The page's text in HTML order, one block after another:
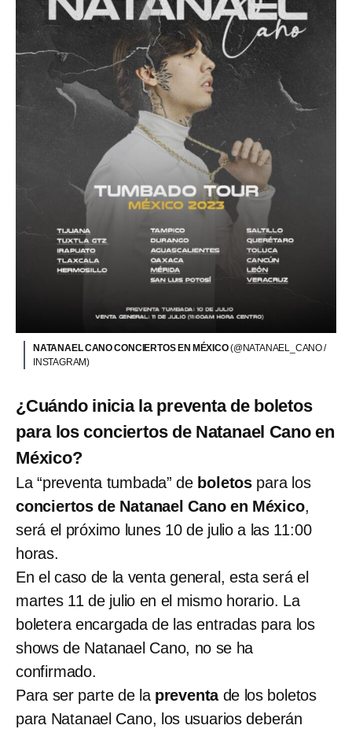
NATANAEL CANO CONCIERTOS EN MÉXICO(@NATANAEL_CANO /
INSTAGRAM)
¿Cuándo inicia la preventa de boletos
para los conciertos de Natanael Cano en
México?
La “preventa tumbada” de boletos para los
conciertos de Natanael Cano en México,
será el próximo lunes 10 de julio a las 11:00
horas.
En el caso de la venta general, esta será el
martes 11 de julio en el mismo horario. La
boletera encargada de las entradas para los
shows de Natanael Cano, no se ha
confirmado.
Para ser parte de la preventade los boletos
para Natanael Cano, los usuarios deberán